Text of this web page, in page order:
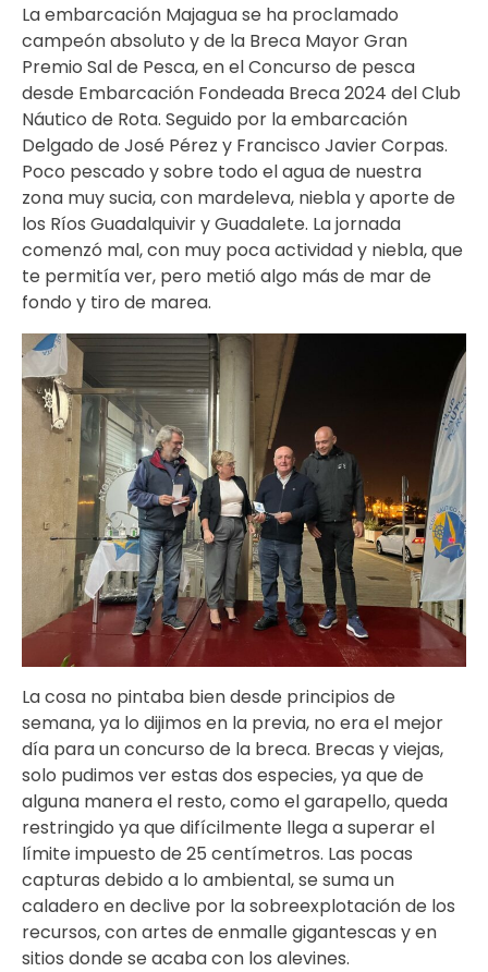
La embarcación Majagua se ha proclamado
campeón absoluto y de la Breca Mayor Gran
Premio Sal de Pesca, en el Concurso de pesca
desde Embarcación Fondeada Breca 2024 del Club
Náutico de Rota. Seguido por la embarcación
Delgado de José Pérez y Francisco Javier Corpas.
Poco pescado y sobre todo el agua de nuestra
zona muy sucia, con mardeleva, niebla y aporte de
los Ríos Guadalquivir y Guadalete. La jornada
comenzó mal, con muy poca actividad y niebla, que
te permitía ver, pero metió algo más de mar de
fondo y tiro de marea.
La cosa no pintaba bien desde principios de
semana, ya lo dijimos en la previa, no era el mejor
día para un concurso de la breca. Brecas y viejas,
solo pudimos ver estas dos especies, ya que de
alguna manera el resto, como el garapello, queda
restringido ya que difícilmente llega a superar el
límite impuesto de 25 centímetros. Las pocas
capturas debido a lo ambiental, se suma un
caladero en declive por la sobreexplotación de los
recursos, con artes de enmalle gigantescas y en
sitios donde se acaba con los alevines.